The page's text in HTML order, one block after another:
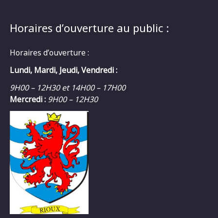
Horaires d’ouverture au public :
Horaires d’ouverture :
Lundi, Mardi, Jeudi, Vendredi :
9H00 – 12H30 et 14H00 – 17H00
Mercredi : 9H00 – 12H30